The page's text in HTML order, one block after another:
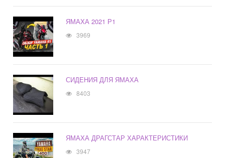
ЯМАХА 2021 Р1
3969
СИДЕНИЯ ДЛЯ ЯМАХА
8403
ЯМАХА ДРАГСТАР ХАРАКТЕРИСТИКИ
3947